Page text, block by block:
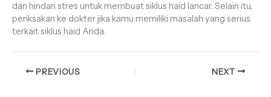
dan hindari stres untuk membuat siklus haid lancar. Selain itu,
periksakan ke dokter jika kamu memiliki masalah yang serius
terkait siklus haid Anda.
PREVIOUS NEXT